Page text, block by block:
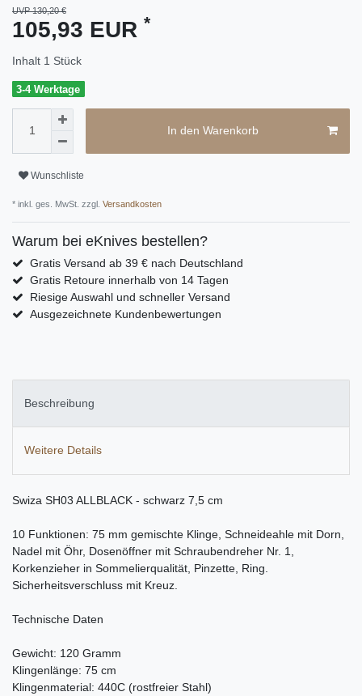
UVP 130,20 €
105,93 EUR *
Inhalt 1 Stück
3-4 Werktage
In den Warenkorb
Wunschliste
* inkl. ges. MwSt. zzgl. Versandkosten
Warum bei eKnives bestellen?
Gratis Versand ab 39 € nach Deutschland
Gratis Retoure innerhalb von 14 Tagen
Riesige Auswahl und schneller Versand
Ausgezeichnete Kundenbewertungen
Beschreibung
Weitere Details
Swiza SH03 ALLBLACK - schwarz 7,5 cm
10 Funktionen: 75 mm gemischte Klinge, Schneideahle mit Dorn,
Nadel mit Öhr, Dosenöffner mit Schraubendreher Nr. 1,
Korkenzieher in Sommelierqualität, Pinzette, Ring.
Sicherheitsverschluss mit Kreuz.
Technische Daten
Gewicht: 120 Gramm
Klingenlänge: 75 cm
Klingenmaterial: 440C (rostfreier Stahl)